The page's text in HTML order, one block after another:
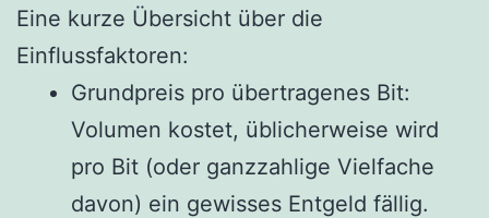
Eine kurze Übersicht über die
Einflussfaktoren:
Grundpreis pro übertragenes Bit:
Volumen kostet, üblicherweise wird
pro Bit (oder ganzzahlige Vielfache
davon) ein gewisses Entgeld fällig.